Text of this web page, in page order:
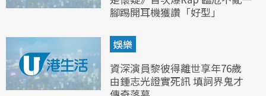
腳踢開耳機獲讚「好型」
娛樂
資深演員黎彼得離世享年76歲
由鍾志光證實死訊 填詞界鬼才